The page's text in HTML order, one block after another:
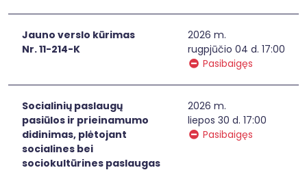
Jauno verslo kūrimas
Nr. 11-214-K
2026 m.
rugpjūčio 04 d. 17:00
Pasibaigęs
Socialinių paslaugų
pasiūlos ir prieinamumo
didinimas, plėtojant
socialines bei
sociokultūrines paslaugas
2026 m.
liepos 30 d. 17:00
Pasibaigęs